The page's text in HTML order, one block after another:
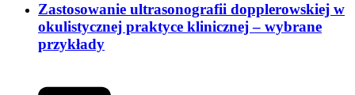
Zastosowanie ultrasonografii dopplerowskiej w
okulistycznej praktyce klinicznej – wybrane
przykłady